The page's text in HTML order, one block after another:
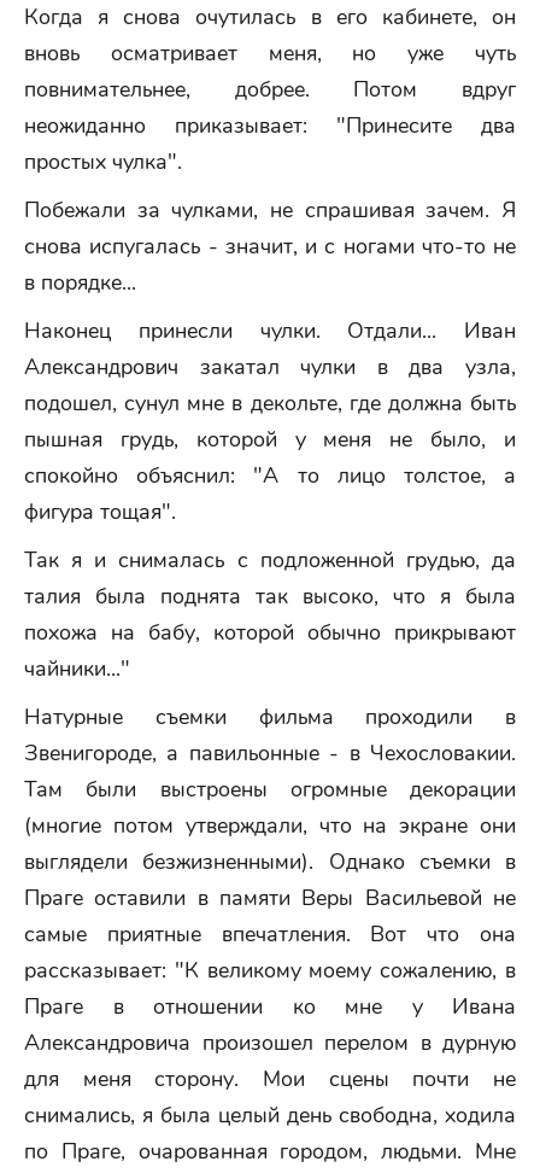
Когда я снова очутилась в его кабинете, он
вновь осматривает меня, но уже чуть
повнимательнее, добрее. Потом вдруг
неожиданно приказывает: "Принесите два
простых чулка".
Побежали за чулками, не спрашивая зачем. Я
снова испугалась - значит, и с ногами что-то не
в порядке...
Наконец принесли чулки. Отдали... Иван
Александрович закатал чулки в два узла,
подошел, сунул мне в декольте, где должна быть
пышная грудь, которой у меня не было, и
спокойно объяснил: "А то лицо толстое, а
фигура тощая".
Так я и снималась с подложенной грудью, да
талия была поднята так высоко, что я была
похожа на бабу, которой обычно прикрывают
чайники..."
Натурные съемки фильма проходили в
Звенигороде, а павильонные - в Чехословакии.
Там были выстроены огромные декорации
(многие потом утверждали, что на экране они
выглядели безжизненными). Однако съемки в
Праге оставили в памяти Веры Васильевой не
самые приятные впечатления. Вот что она
рассказывает: "К великому моему сожалению, в
Праге в отношении ко мне у Ивана
Александровича произошел перелом в дурную
для меня сторону. Мои сцены почти не
снимались, я была целый день свободна, ходила
по Праге, очарованная городом, людьми. Мне